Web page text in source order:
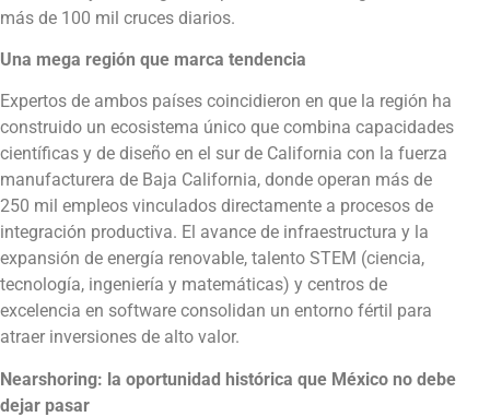
más de 100 mil cruces diarios.
Una mega región que marca tendencia
Expertos de ambos países coincidieron en que la región ha
construido un ecosistema único que combina capacidades
científicas y de diseño en el sur de California con la fuerza
manufacturera de Baja California, donde operan más de
250 mil empleos vinculados directamente a procesos de
integración productiva. El avance de infraestructura y la
expansión de energía renovable, talento STEM (ciencia,
tecnología, ingeniería y matemáticas) y centros de
excelencia en software consolidan un entorno fértil para
atraer inversiones de alto valor.
Nearshoring: la oportunidad histórica que México no debe
dejar pasar